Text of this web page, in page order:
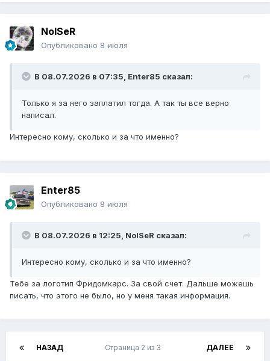
NoISeR
Опубликовано 8 июля
В 08.07.2026 в 07:35, Enter85 сказал:
Только я за него заплатил тогда. А так ты все верно
написал.
Интересно кому, сколько и за что именно?
Enter85
Опубликовано 8 июля
В 08.07.2026 в 12:25, NoISeR сказал:
Интересно кому, сколько и за что именно?
Тебе за логотип Фридомкарс. За свой счет. Дальше можешь
писать, что этого не было, но у меня такая информация.
НАЗАД ДАЛЕЕ
Страница 2 из 3